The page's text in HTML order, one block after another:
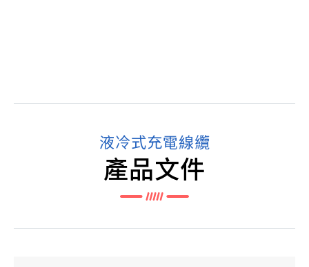
液冷式充電線纜
產品文件